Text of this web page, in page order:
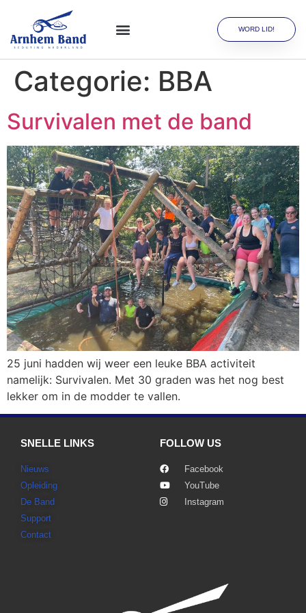
WORD LID!
Categorie: BBA
Survivalen met de band
25 juni hadden wij weer een leuke BBA activiteit
namelijk: Survivalen. Met 30 graden was het nog best
lekker om in de modder te vallen.
SNELLE LINKS
Nieuws
Opleiding
De Band
Support
Contact
FOLLOW US
Facebook
YouTube
Instagram